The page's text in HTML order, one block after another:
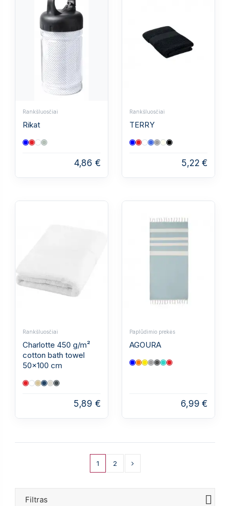
Rankšluosčiai
Rikat
4,86 €
Rankšluosčiai
TERRY
5,22 €
Rankšluosčiai
Charlotte 450 g/m²
cotton bath towel
50x100 cm
5,89 €
Paplūdimio prekės
AGOURA
6,99 €
1 2
Filtras